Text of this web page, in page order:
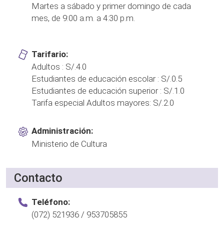
Martes a sábado y primer domingo de cada
mes, de 9:00 a.m. a 4:30 p.m.
Tarifario:
Adultos : S/.4.0
Estudiantes de educación escolar : S/.0.5
Estudiantes de educación superior : S/.1.0
Tarifa especial Adultos mayores: S/.2.0
Administración:
Ministerio de Cultura
Contacto
Teléfono:
(072) 521936 / 953705855